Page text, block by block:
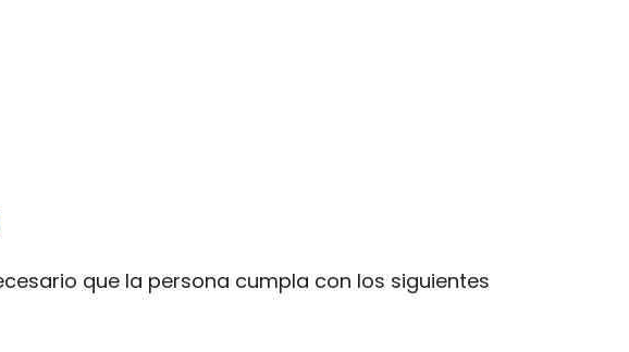
que la persona cumpla con los siguientes